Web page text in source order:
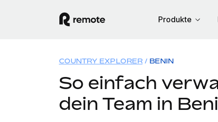
Produkte
COUNTRY EXPLORER BENIN
So einfach
dein Team in